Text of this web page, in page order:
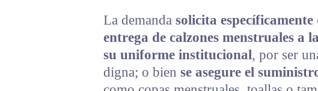
La demanda solicita específicamente
entrega de calzones menstruales a
su uniforme institucional, por ser
digna; o bien se asegure el